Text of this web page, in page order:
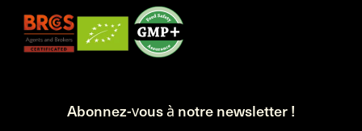
Abonnez-vous à notre newsletter !